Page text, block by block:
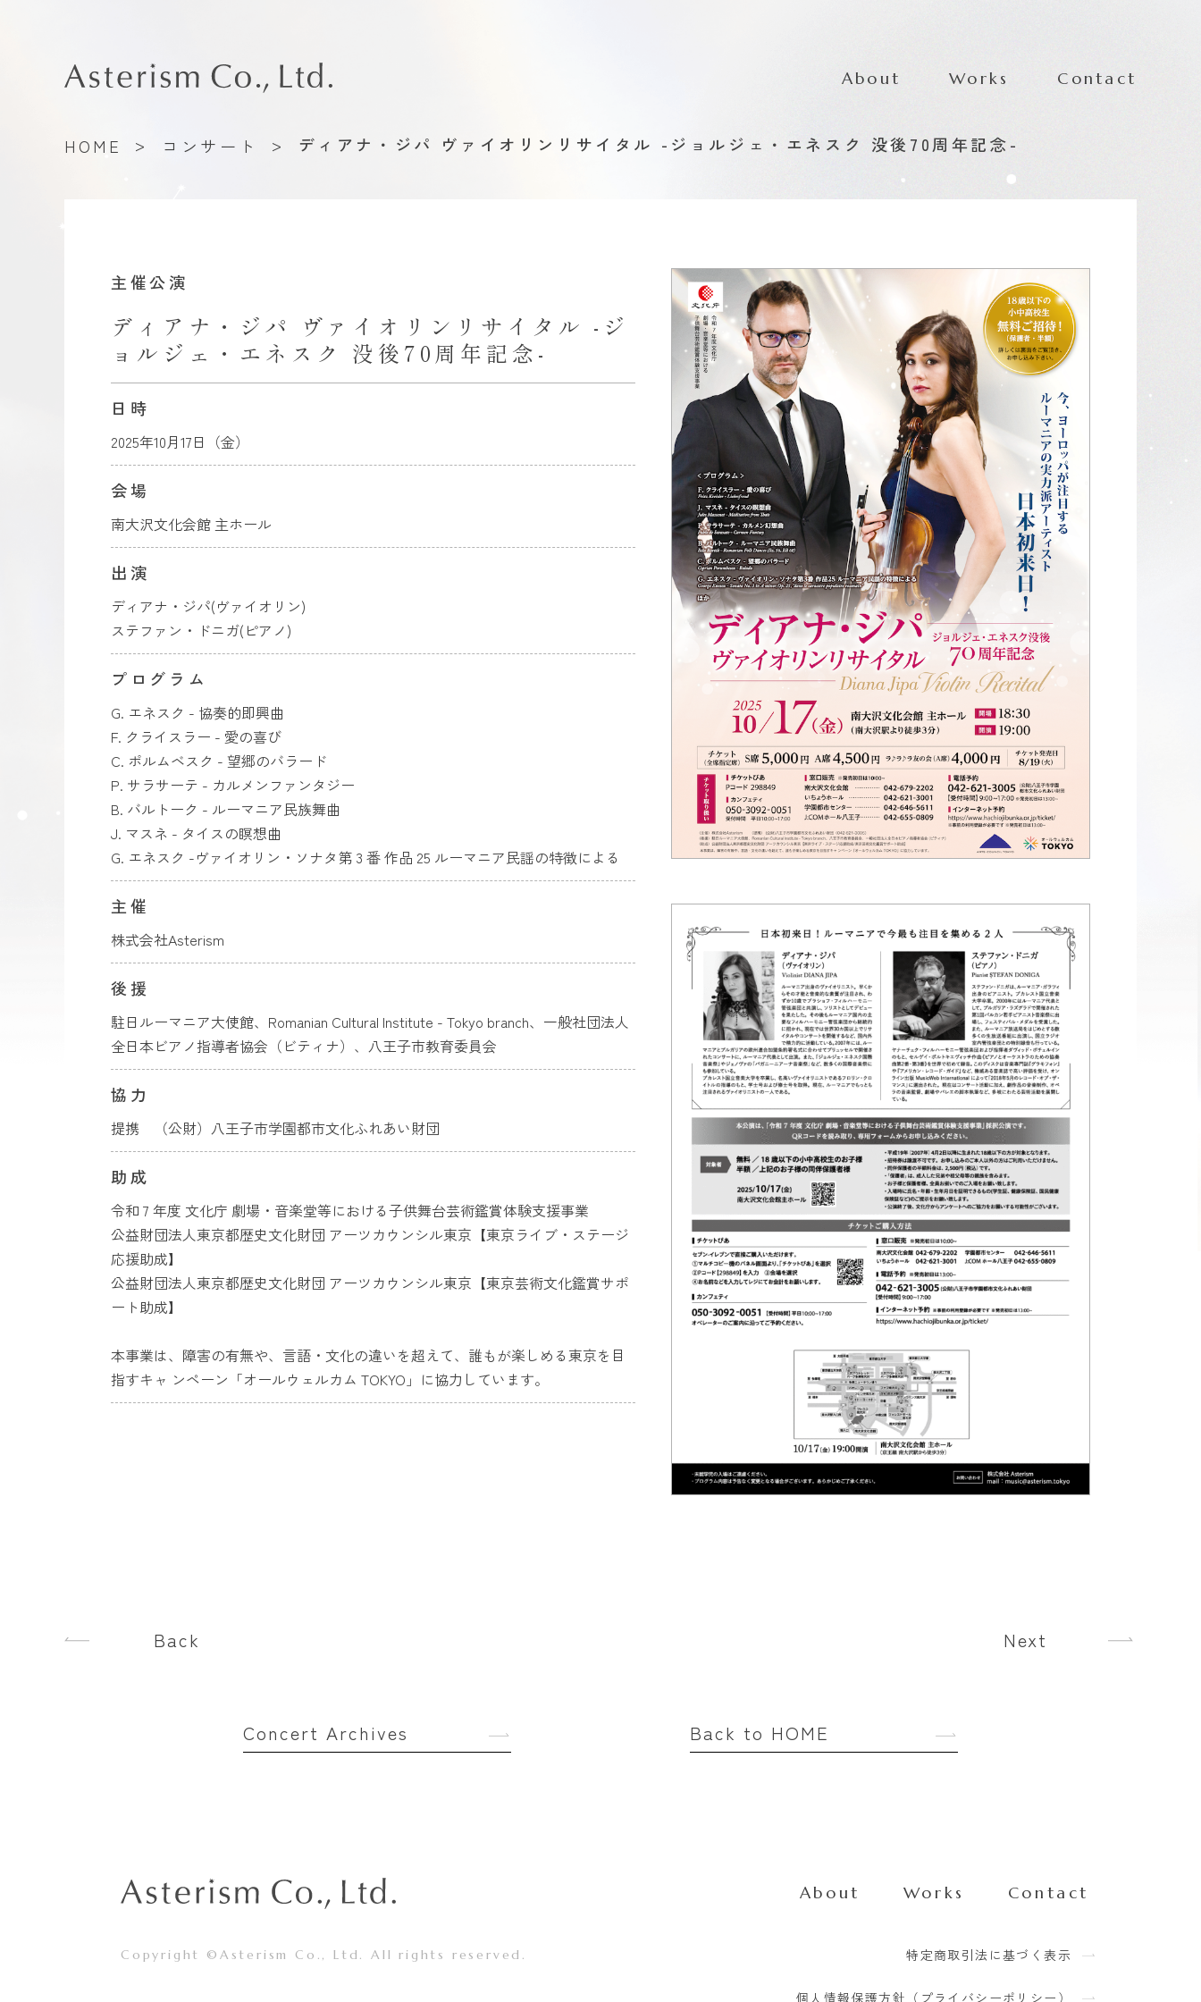
About Works Contact
HOME > コンサート > ディアナ・ジパ ヴァイオリンリサイタル -ジョルジェ・エネスク 没後70周年記念-
主催公演
ディアナ・ジパ ヴァイオリンリサイタル -ジ
ョルジェ・エネスク 没後70周年記念-
日時
2025年10月17日（金）
会場
南大沢文化会館 主ホール
出演
ディアナ・ジパ(ヴァイオリン)
ステファン・ドニガ(ピアノ)
プログラム
G. エネスク - 協奏的即興曲
F. クライスラー - 愛の喜び
C. ポルムベスク - 望郷のバラード
P. サラサーテ - カルメンファンタジー
B. バルトーク - ルーマニア民族舞曲
J. マスネ - タイスの瞑想曲
G. エネスク -ヴァイオリン・ソナタ第 3 番 作品 25 ルーマニア民謡の特徴による
主催
株式会社Asterism
後援
駐日ルーマニア大使館、Romanian Cultural Institute - Tokyo branch、一般社団法人
全日本ビアノ指導者協会（ビティナ）、八王子市教育委員会
協力
提携 （公財）八王子市学園都市文化ふれあい財団
助成
令和 7 年度 文化庁 劇場・音楽堂等における子供舞台芸術鑑賞体験支援事業
公益財団法人東京都歴史文化財団 アーツカウンシル東京【東京ライブ・ステージ
応援助成】
公益財団法人東京都歴史文化財団 アーツカウンシル東京【東京芸術文化鑑賞サポ
ート助成】
本事業は、障害の有無や、言語・文化の違いを超えて、誰もが楽しめる東京を目
指すキャ ンペーン「オールウェルカム TOKYO」に協力しています。
Back Next
Concert Archives Back to HOME
About Works Contact
Copyright ©Asterism Co., Ltd. All rights reserved. 特定商取引法に基づく表示
個人情報保護方針（プライバシーポリシー）